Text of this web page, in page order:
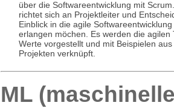
über die Softwareentwicklung mit
richtet sich an Projektleiter und
Einblick in die agile
erlangen möchen. Es werden die agilen
Werte vorgestellt und mit Beispielen
Projekten verknüpft.
ML